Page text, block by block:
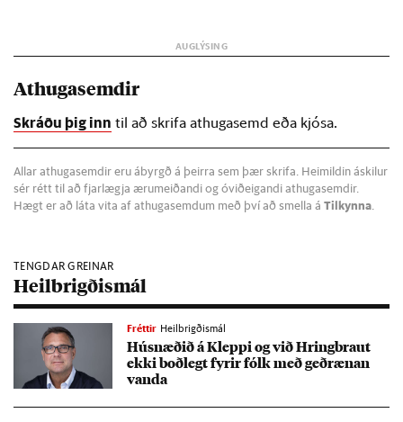
Athugasemdir
Skráðu þig inn til að skrifa athugasemd eða kjósa.
Allar athugasemdir eru ábyrgð á þeirra sem þær skrifa. Heimildin áskilur
sér rétt til að fjarlægja ærumeiðandi og óviðeigandi athugasemdir.
Hægt er að láta vita af athugasemdum með því að smella á Tilkynna
TENGDAR GREINAR
Heilbrigðismál
Fréttir Heilbrigðismál
Hús­næð­ið á Kleppi og við Hring­braut
ekki boð­legt fyr­ir fólk með geð­ræn­an
vanda